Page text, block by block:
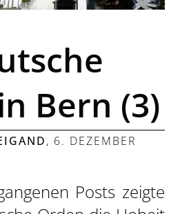
Bern (3)
, 6. DEZEMBER
Posts zeigte